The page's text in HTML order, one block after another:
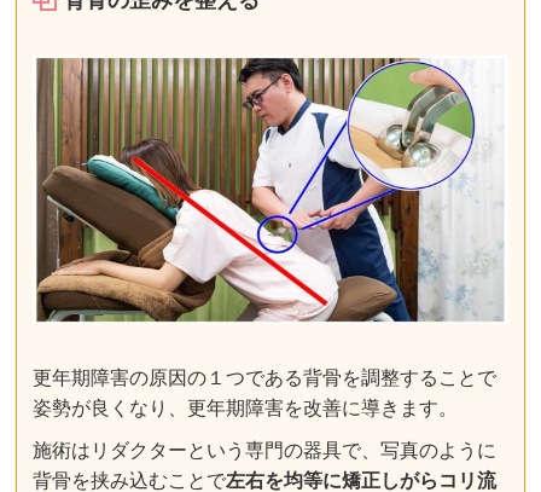
更年期障害の原因の１つである背骨を調整することで
姿勢が良くなり、更年期障害を改善に導きます。
施術はリダクターという専門の器具で、写真のように
背骨を挟み込むことで左右を均等に矯正しがらコリ流